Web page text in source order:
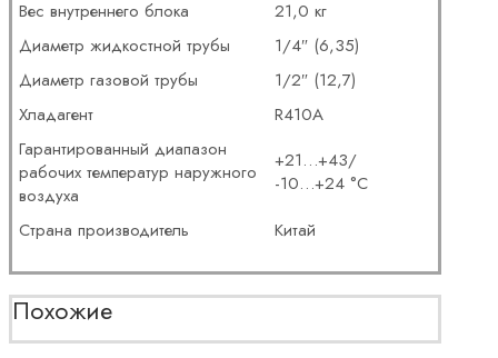
Вес внутреннего блока
21,0 кг
Диаметр жидкостной трубы
1/4″ (6,35)
Диаметр газовой трубы
1/2″ (12,7)
Хладагент
R410A
Гарантированный диапазон
рабочих температур наружного
воздуха
+21…+43/
-10…+24 °С
Страна производитель
Китай
Похожие